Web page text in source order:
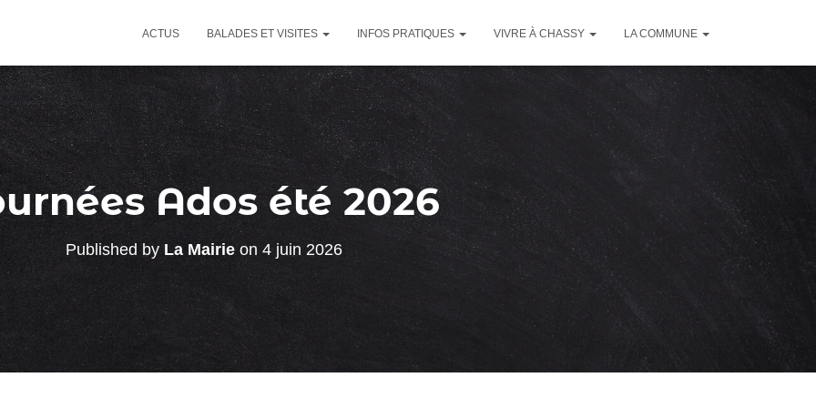
ACTUS BALADES ET VISITES INFOS PRATIQUES VIVRE À CHASSY LA COMMUNE
Ados été 2026
Published by La Mairie on 4 juin 2026